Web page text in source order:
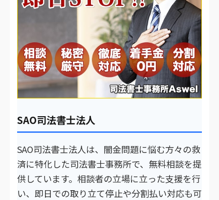
SAO司法書士法人
SAO司法書士法人は、闇金問題に悩む方々の救
済に特化した司法書士事務所で、無料相談を提
供しています。相談者の立場に立った支援を行
い、即日での取り立て停止や分割払い対応も可